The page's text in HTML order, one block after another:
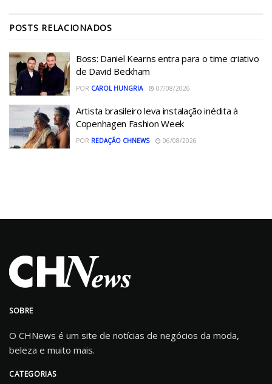
POSTS RELACIONADOS
Boss: Daniel Kearns entra para o time criativo
de David Beckham
POR CAROL HUNGRIA 07/08/2026
Artista brasileiro leva instalação inédita à
Copenhagen Fashion Week
POR REDAÇÃO CHNEWS 06/08/2026
SOBRE
O CHNews é um site de notícias de negócios da moda,
beleza e muito mais.
CATEGORIAS